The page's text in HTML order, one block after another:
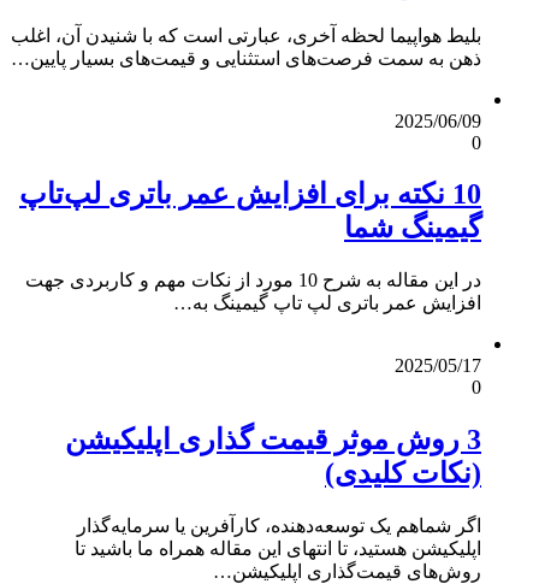
بلیط هواپیما لحظه آخری، عبارتی است که با شنیدن آن، اغلب
ذهن به سمت فرصت‌های استثنایی و قیمت‌های بسیار پایین…
2025/06/09
0
10 نکته برای افزایش عمر باتری لپ‌تاپ
گیمینگ شما
در این مقاله به شرح 10 مورد از نکات مهم و کاربردی جهت
افزایش عمر باتری لپ تاپ گیمینگ به…
2025/05/17
0
3 روش موثر قیمت گذاری اپلیکیشن
(نکات کلیدی)
اگر شماهم یک توسعه‌دهنده، کارآفرین یا سرمایه‌گذار
اپلیکیشن هستید، تا انتهای این مقاله همراه ما باشید تا
روش‌های قیمت‌گذاری اپلیکیشن…